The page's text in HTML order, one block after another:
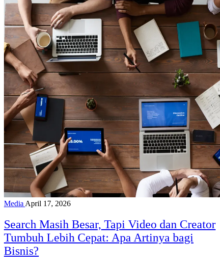
Media April 17, 2026
Search Masih Besar, Tapi Video dan Creator
Tumbuh Lebih Cepat: Apa Artinya bagi
Bisnis?